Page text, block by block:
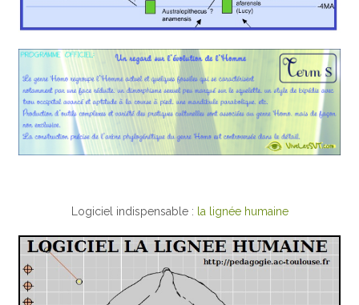
Logiciel indispensable : la lignée humaine